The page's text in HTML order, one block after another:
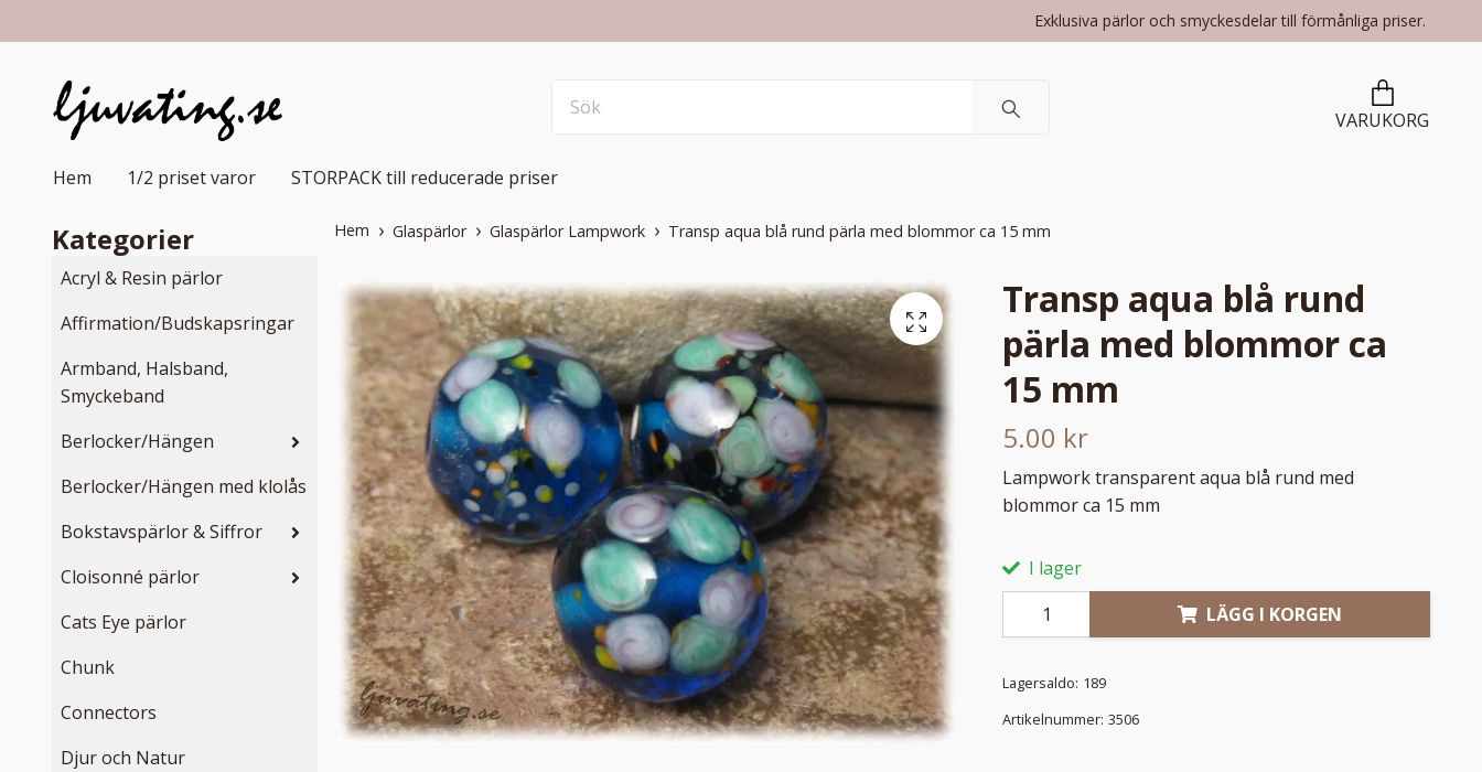
Exklusiva pärlor och smyckesdelar till förmånliga priser.
VARUKORG
Hem 1/2 priset varor STORPACK till reducerade priser
Kategorier
Acryl & Resin pärlor
Affirmation/Budskapsringar
Armband, Halsband,
Smyckeband
Berlocker/Hängen
Berlocker/Hängen med klolås
Bokstavspärlor & Siffror
Cloisonné pärlor
Cats Eye pärlor
Chunk
Connectors
Djur och Natur
Hem Glaspärlor Glaspärlor Lampwork Transp aqua blå rund pärla med blommor ca 15 mm
Transp aqua blå rund
pärla med blommor ca
15 mm
5.00 kr
Lampwork transparent aqua blå rund med
blommor ca 15 mm
I lager
LÄGG I KORGEN
Lagersaldo: 189
Artikelnummer: 3506